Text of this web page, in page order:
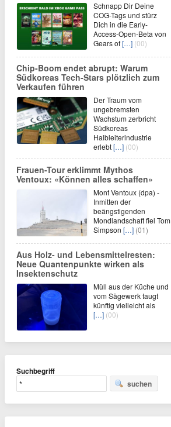
Schnapp Dir Deine
COG-Tags und stürz
Dich in die Early-
Access-Open-Beta von
Gears of[…] (00)
Chip-Boom endet abrupt: Warum
Südkoreas Tech-Stars plötzlich zum
Verkaufen führen
Der Traum vom
ungebremsten
Wachstum zerbricht
Südkoreas
Halbleiterindustrie
erlebt[…] (00)
Frauen-Tour erklimmt Mythos
Ventoux: «Können alles schaffen»
Mont Ventoux (dpa) -
Inmitten der
beängstigenden
Mondlandschaft fiel Tom
Simpson […] (01)
Aus Holz- und Lebensmittelresten:
Neue Quantenpunkte wirken als
Insektenschutz
Müll aus der Küche und
vom Sägewerk taugt
künftig vielleicht als
[…] (00)
Suchbegriff
suchen